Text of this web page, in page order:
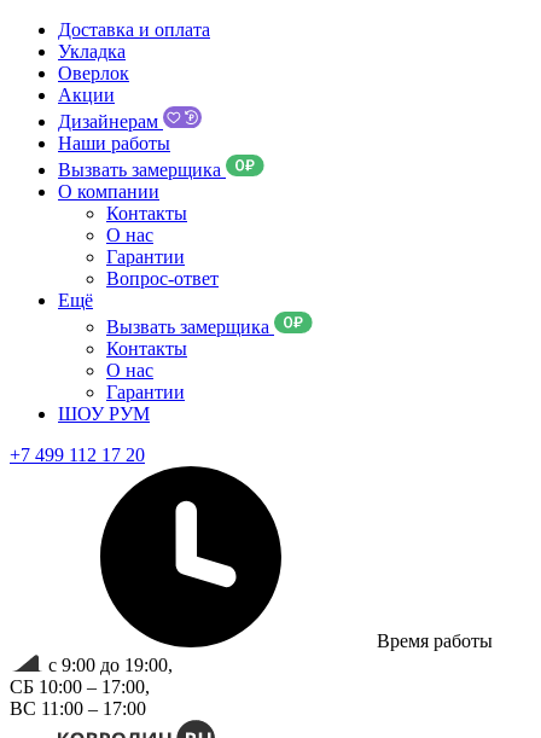
Доставка и оплата
Укладка
Оверлок
Акции
Дизайнерам
Наши работы
Вызвать замерщика
О компании
Контакты
О нас
Гарантии
Вопрос-ответ
Ещё
Вызвать замерщика
Контакты
О нас
Гарантии
ШОУ РУМ
+7 499 112 17 20
Время работы
с 9:00 до 19:00,
СБ 10:00 – 17:00,
ВС 11:00 – 17:00